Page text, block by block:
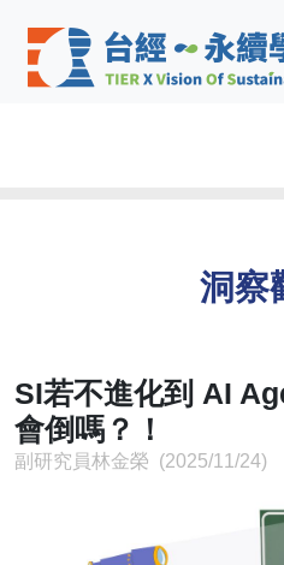
洞察
SI若不進化到 AI
會倒嗎？！
副研究員林金榮 (2025/11/24)